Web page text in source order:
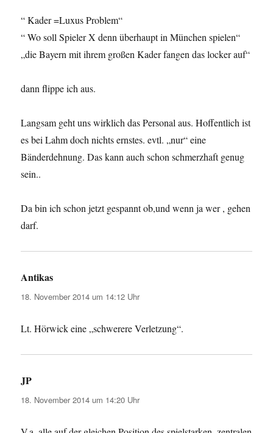
“ Kader =Luxus Problem“
“ Wo soll Spieler X denn überhaupt in München spielen“
„die Bayern mit ihrem großen Kader fangen das locker auf“
dann flippe ich aus.
Langsam geht uns wirklich das Personal aus. Hoffentlich ist
es bei Lahm doch nichts ernstes. evtl. „nur“ eine
Bänderdehnung. Das kann auch schon schmerzhaft genug
sein..
Da bin ich schon jetzt gespannt ob,und wenn ja wer , gehen
darf.
Antikas
18. November 2014 um 14:12 Uhr
Lt. Hörwick eine „schwerere Verletzung“.
JP
18. November 2014 um 14:20 Uhr